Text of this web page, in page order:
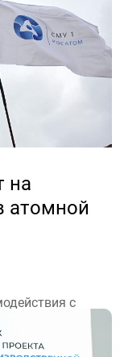
форума
дос Сантос
странами. В том
на
атомной
с
Такое